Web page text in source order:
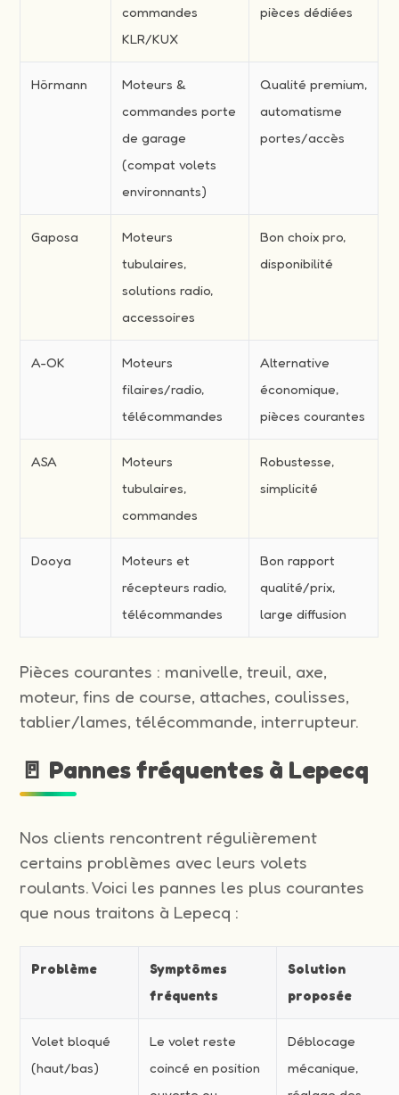
commandes
KLR/KUX
pièces dédiées
Hörmann
Moteurs &
commandes porte
de garage
(compat volets
environnants)
Qualité premium,
automatisme
portes/accès
Gaposa
Moteurs
tubulaires,
solutions radio,
accessoires
Bon choix pro,
disponibilité
A-OK
Moteurs
filaires/radio,
télécommandes
Alternative
économique,
pièces courantes
ASA
Moteurs
tubulaires,
commandes
Robustesse,
simplicité
Dooya
Moteurs et
récepteurs radio,
télécommandes
Bon rapport
qualité/prix,
large diffusion
Pièces courantes : manivelle, treuil, axe,
moteur, fins de course, attaches, coulisses,
tablier/lames, télécommande, interrupteur.
🚪 Pannes fréquentes à Lepecq
Nos clients rencontrent régulièrement
certains problèmes avec leurs volets
roulants. Voici les pannes les plus courantes
que nous traitons à Lepecq :
Problème
Symptômes
fréquents
Solution
proposée
Volet bloqué
(haut/bas)
Le volet reste
coincé en position
Déblocage
mécanique,